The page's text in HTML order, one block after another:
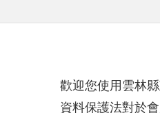
歡迎您使用雲林
資料保護法對於